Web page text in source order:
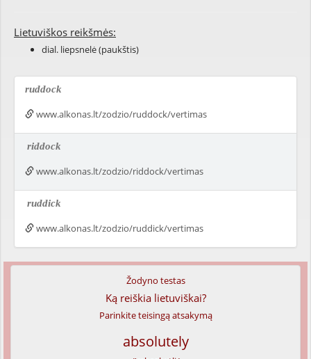
Lietuviškos reikšmės:
dial. liepsnelė (paukštis)
ruddock
www.alkonas.lt/zodzio/ruddock/vertimas
riddock
www.alkonas.lt/zodzio/riddock/vertimas
ruddick
www.alkonas.lt/zodzio/ruddick/vertimas
Žodyno testas
Ką reiškia lietuviškai?
Parinkite teisingą atsakymą
absolutely